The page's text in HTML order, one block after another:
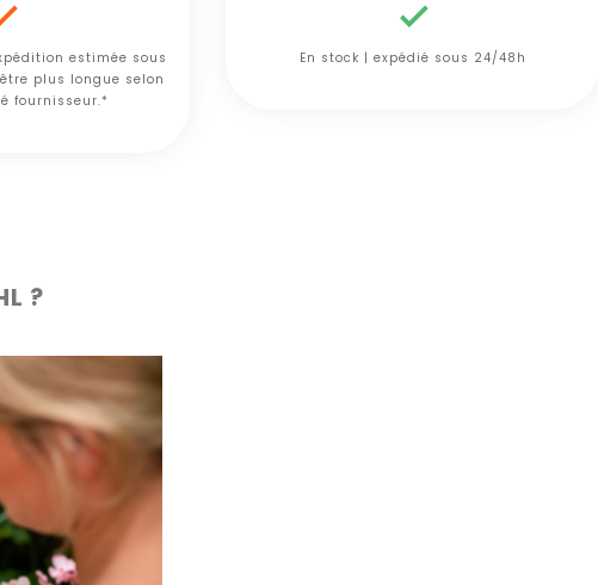
estimée sous
plus longue selon
fournisseur.*

En stock | expédié sous 24/48h
?